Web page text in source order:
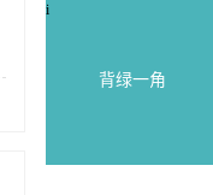
i
背绿一角